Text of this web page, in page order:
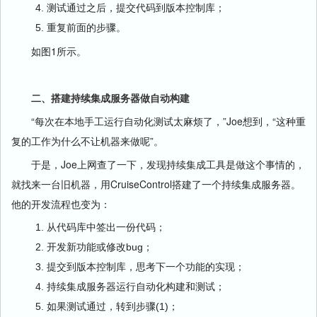
测试通过之后，提交代码到版本控制库；
重复前面的步骤。
如图1所示。
二、搭建持续集成服务器做自动构建
“每次在本地手工运行自动化测试太麻烦了，”Joe想到，“这种重
复的工作为什么不让机器来做呢”。
于是，Joe上网查了一下，发现持续集成工具是做这个事情的，
就找来一台旧机器，用CruiseControl搭建了一个持续集成服务器。
他的开发流程也变为：
从代码库中签出一份代码；
开发新功能或修改bug；
提交到版本控制库，思考下一个功能的实现；
持续集成服务器运行自动化构建和测试；
如果测试通过，转到步骤(1)；